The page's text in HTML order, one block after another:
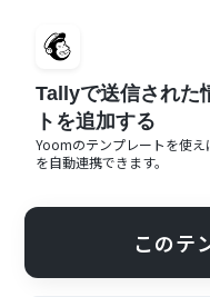
Tallyで送信された
トを追加する
Yoomのテンプレートを使
を自動連携できます。
このテ